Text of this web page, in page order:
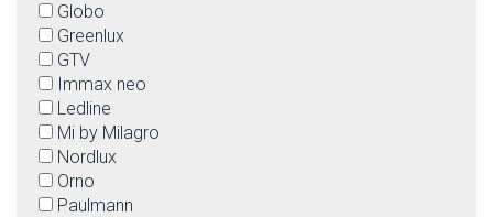
Globo
Greenlux
GTV
Immax neo
Ledline
Mi by Milagro
Nordlux
Orno
Paulmann